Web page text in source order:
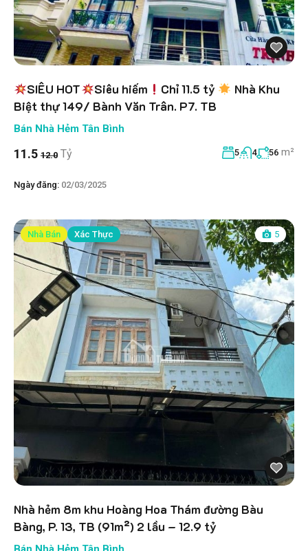
SIÊU HOT Siêu hiếm Chỉ 11.5 tỷ
Nhà Khu
Biệt thự 149/ Bành Văn Trân. P7. TB
Bán Nhà Hẻm Tân Bình
11.5 12.0 Tỷ 5 4 56 m²
Ngày đăng: 02/03/2025
Nhà Bán Xác Thực 5
Nhà hẻm 8m khu Hoàng Hoa Thám đường Bàu
Bàng, P. 13, TB (91m²) 2 lầu – 12.9 tỷ